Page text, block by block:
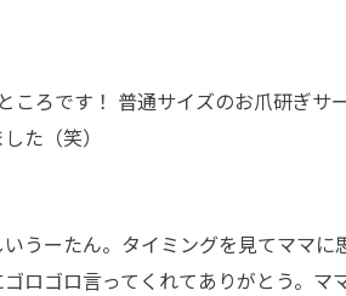
ころです！ 普通サイズのお爪研ぎサ
た（笑）
うーたん。タイミングを見てママに
ロゴロ言ってくれてありがとう。 マ